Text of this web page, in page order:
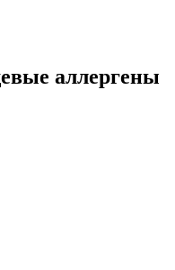
аллергены